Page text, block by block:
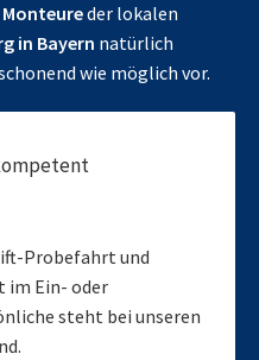
Monteureder lokalen
in Bayern natürlich
wie möglich vor.
Probefahrt und
im Ein- oder
steht bei unseren